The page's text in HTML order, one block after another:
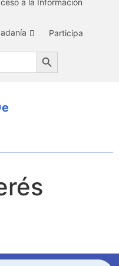
a la Información
Participa
Search Button
nn